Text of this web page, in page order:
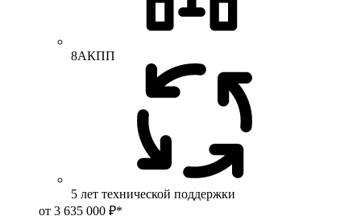
8АКПП
5 лет технической поддержки
от 3 635 000 ₽*